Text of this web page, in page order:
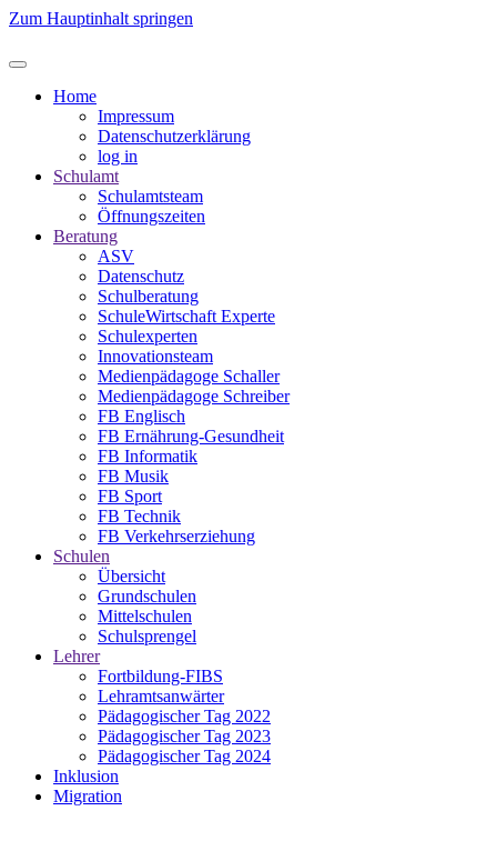
Zum Hauptinhalt springen
Home
Impressum
Datenschutzerklärung
log in
Schulamt
Schulamtsteam
Öffnungszeiten
Beratung
ASV
Datenschutz
Schulberatung
SchuleWirtschaft Experte
Schulexperten
Innovationsteam
Medienpädagoge Schaller
Medienpädagoge Schreiber
FB Englisch
FB Ernährung-Gesundheit
FB Informatik
FB Musik
FB Sport
FB Technik
FB Verkehrserziehung
Schulen
Übersicht
Grundschulen
Mittelschulen
Schulsprengel
Lehrer
Fortbildung-FIBS
Lehramtsanwärter
Pädagogischer Tag 2022
Pädagogischer Tag 2023
Pädagogischer Tag 2024
Inklusion
Migration